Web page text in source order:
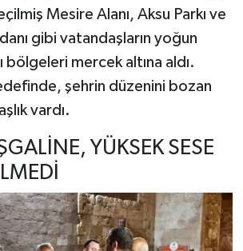
Mesire Alanı, Aksu Parkı ve
gibi vatandaşların yoğun
bölgeleri mercek altına aldı.
şehrin düzenini bozan
vardı.
YÜKSEK SESE